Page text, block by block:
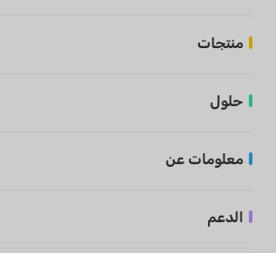
منتجات
حلول
معلومات عن
الدعم